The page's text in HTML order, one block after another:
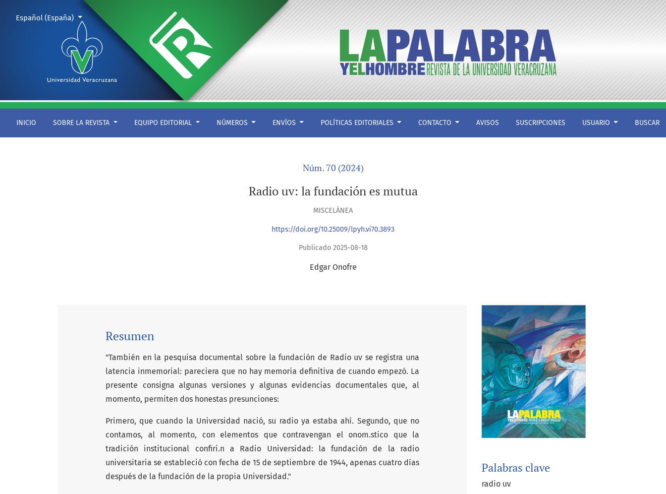
Radio uv: la fundación es mutua
INICIO SOBRE LA REVISTA EQUIPO EDITORIAL NÚMEROS ENVÍOS POLÍTICAS EDITORIALES CONTACTO AVISOS SUSCRIPCIONES USUARIO BUSCAR
Cambiar el idioma. El actual es:
Español (España)
Núm. 70 (2024)
Radio uv: la fundación es mutua
MISCELÁNEA
https://doi.org/10.25009/lpyh.vi70.3893
Publicado 2025-08-18
Edgar Onofre
Palabras clave
radio uv
Resumen
"También en la pesquisa documental sobre la fundación de Radio uv se registra una
latencia inmemorial: pareciera que no hay memoria definitiva de cuando empezó. La
presente consigna algunas versiones y algunas evidencias documentales que, al
momento, permiten dos honestas presunciones:
Primero, que cuando la Universidad nació, su radio ya estaba ahí. Segundo, que no
contamos, al momento, con elementos que contravengan el onom.stico que la
tradición institucional confiri.n a Radio Universidad: la fundación de la radio
universitaria se estableció con fecha de 15 de septiembre de 1944, apenas cuatro días
después de la fundación de la propia Universidad."